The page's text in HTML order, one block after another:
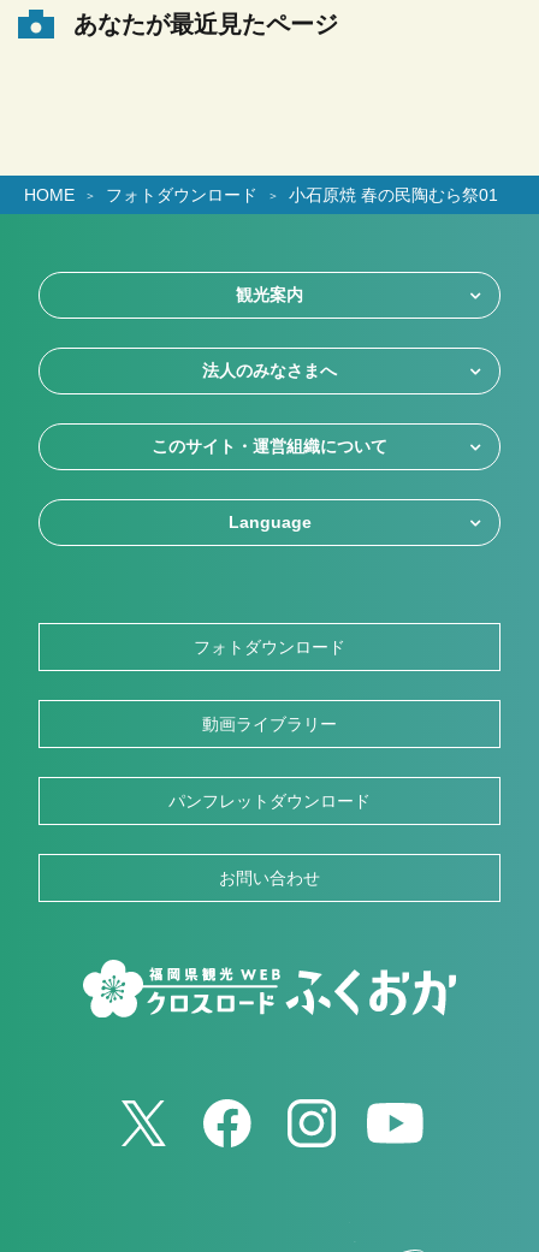
あなたが最近見たページ
HOME フォトダウンロード 小石原焼 春の民陶むら祭01
観光案内
法人のみなさまへ
このサイト・運営組織について
Language
フォトダウンロード
動画ライブラリー
パンフレットダウンロード
お問い合わせ